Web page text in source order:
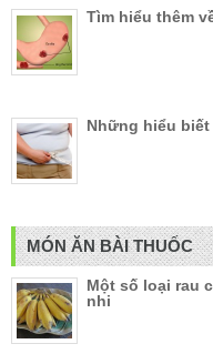
Tìm hiểu thêm
Những hiểu biết
MÓN ĂN BÀI THUỐC
Một số loại rau
nhi